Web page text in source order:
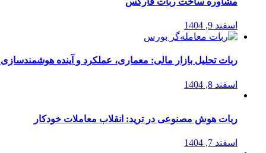
اسفند 9, 1404
ربات تحلیل بازار مالی: معماری، عملکرد و آینده
اسفند 8, 1404
ربات هوش مصنوعی در ترید: انقلاب معاملات خودکار
اسفند 7, 1404